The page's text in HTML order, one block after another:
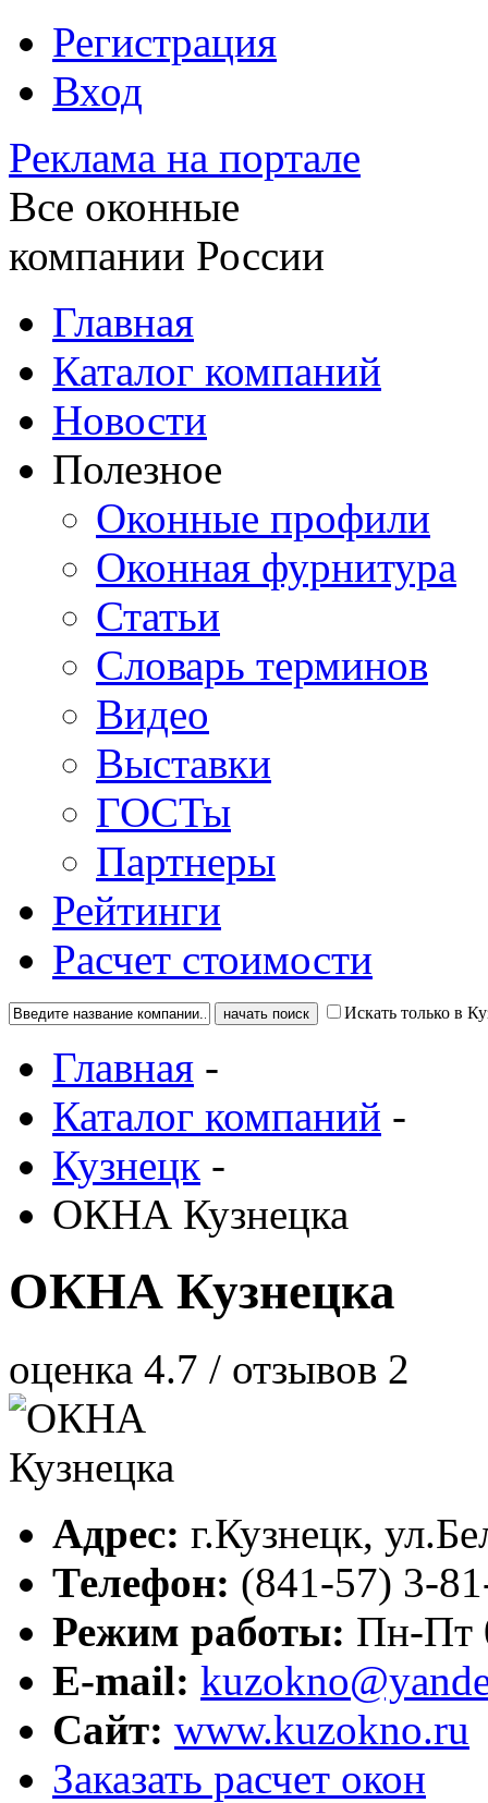
Регистрация
Вход
Реклама на портале
Все оконные
компании России
Главная
Каталог компаний
Новости
Полезное
Оконные профили
Оконная фурнитура
Статьи
Словарь терминов
Видео
Выставки
ГОСТы
Партнеры
Рейтинги
Расчет стоимости
Искать только в
Главная -
Каталог компаний -
Кузнецк -
ОКНА Кузнецка
ОКНА Кузнецка
оценка 4.7 / отзывов 2
Адрес: г.Кузнецк,
Телефон: (841-57) 3-
Режим работы: Пн-Пт
E-mail:
Сайт: www.kuzokno.ru
Заказать расчет окон